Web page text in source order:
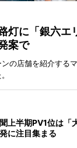
灯に「銀六エ
案で
の店舗を紹介する
上半期PV1位は「
に注目集まる